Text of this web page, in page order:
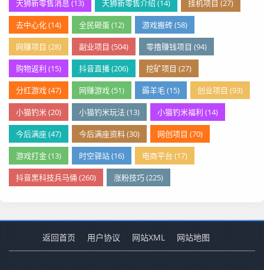
天狮新零售消息 (13) 天狮新零售介绍 (14) 挂机项目 (27)
去中心化 (14) 全民砸蛋 (12) 游戏搬砖 (58)
网赚项目 (28) 副业项目 (504) 零撸赚钱项目 (94)
购物返利 (15) 抖音直播 (206) 挖矿项目 (27)
分红游戏 (47) 网赚游戏 (51) 薅羊毛 (15) 创业项目 (93)
小猫钓米 (20) 小猫钓米玩法 (13) 小猫钓米福利 (14)
今后满座 (47) 今后满座资料 (30) 网创项目 (70)
游戏打金 (13) 时空驿站 (16) 电商平台 (17)
抖音黑科技兵马俑 (260) 涨粉技巧 (225)
返回首页 用户协议 网站XML 网站地图